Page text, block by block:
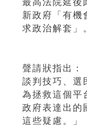
新政府「有機
求政治解套」
聲請狀指出：
談判技巧、選
為拯救這個平
政府表達出的
這些疑慮。」